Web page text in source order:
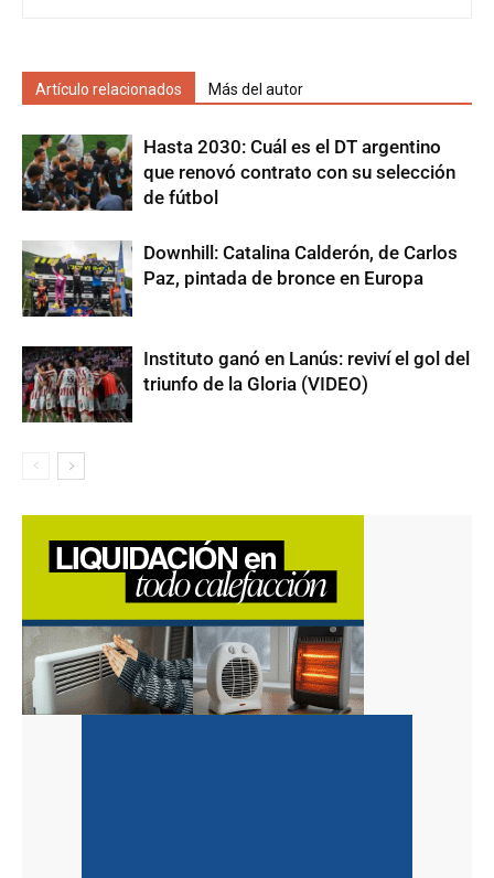
Artículo relacionados Más del autor
Hasta 2030: Cuál es el DT argentino
que renovó contrato con su selección
de fútbol
Downhill: Catalina Calderón, de Carlos
Paz, pintada de bronce en Europa
Instituto ganó en Lanús: reviví el gol del
triunfo de la Gloria (VIDEO)